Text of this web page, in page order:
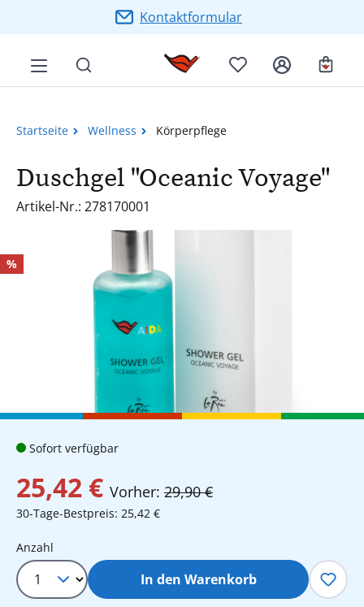
Zum Hauptinhalt springenKontaktformular
Startseite Wellness Körperpflege
Duschgel "Oceanic Voyage"
Artikel-Nr.: 278170001
Rabatt
%
Bildergalerie überspringen
Sofort verfügbar
25,42 € Vorher: 29,90 €
30-Tage-Bestpreis: 25,42 €
Produkt Anzahl: Gib den
Anzahl
In den Warenkorb